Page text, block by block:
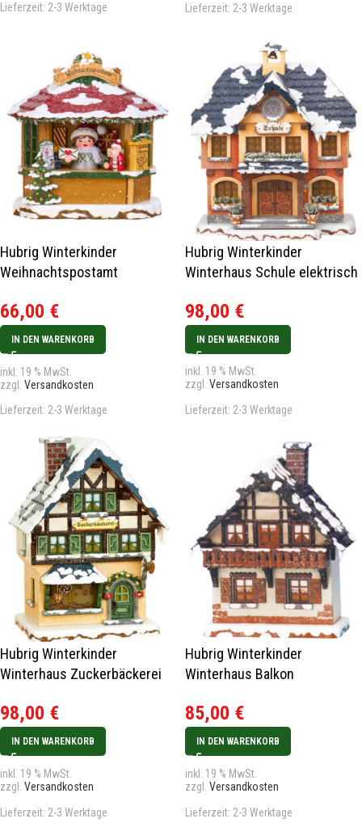
Lieferzeit: 2-3 Werktage
Lieferzeit: 2-3 Werktage
Hubrig Winterkinder
Weihnachtspostamt
66,00 €
IN DEN WARENKORB
inkl. 19 % MwSt.
zzgl. Versandkosten
Lieferzeit: 2-3 Werktage
Hubrig Winterkinder
Winterhaus Schule elektrisch
98,00 €
IN DEN WARENKORB
inkl. 19 % MwSt.
zzgl. Versandkosten
Lieferzeit: 2-3 Werktage
Hubrig Winterkinder
Winterhaus Zuckerbäckerei
98,00 €
IN DEN WARENKORB
inkl. 19 % MwSt.
zzgl. Versandkosten
Lieferzeit: 2-3 Werktage
Hubrig Winterkinder
Winterhaus Balkon
85,00 €
IN DEN WARENKORB
inkl. 19 % MwSt.
zzgl. Versandkosten
Lieferzeit: 2-3 Werktage